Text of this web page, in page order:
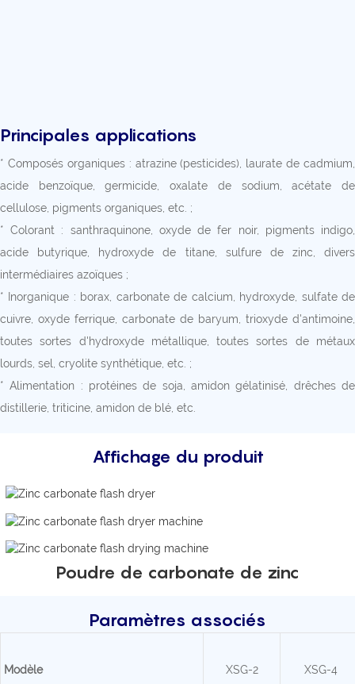
Principales applications
* Composés organiques : atrazine (pesticides), laurate de cadmium,
acide benzoïque, germicide, oxalate de sodium, acétate de
cellulose, pigments organiques, etc. ;
* Colorant : santhraquinone, oxyde de fer noir, pigments indigo,
acide butyrique, hydroxyde de titane, sulfure de zinc, divers
intermédiaires azoïques ;
* Inorganique : borax, carbonate de calcium, hydroxyde, sulfate de
cuivre, oxyde ferrique, carbonate de baryum, trioxyde d'antimoine,
toutes sortes d'hydroxyde métallique, toutes sortes de métaux
lourds, sel, cryolite synthétique, etc. ;
* Alimentation : protéines de soja, amidon gélatinisé, drêches de
distillerie, triticine, amidon de blé, etc.
Affichage du produit
Poudre de carbonate de zinc
Paramètres associés
Modèle XSG-2 XSG-4